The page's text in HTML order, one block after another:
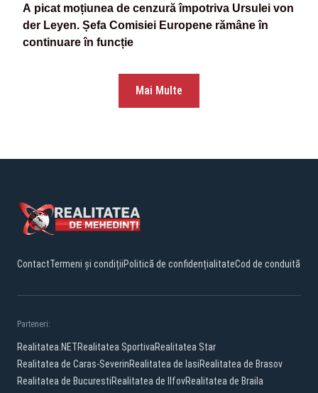
A picat moțiunea de cenzură împotriva Ursulei von
der Leyen. Șefa Comisiei Europene rămâne în
continuare în funcție
Mai Multe
ContactTermeni și condițiiPolitică de confidențialitateCod de conduită
Parteneri:
Realitatea.NETRealitatea SportivaRealitatea Star
Realitatea de Caras-SeverinRealitatea de IasiRealitatea de Brasov
Realitatea de BucurestiRealitatea de IlfovRealitatea de Braila